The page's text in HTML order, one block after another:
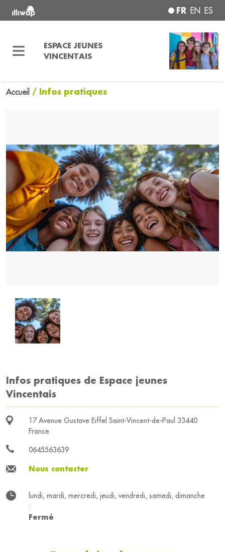
FR EN ES
ESPACE JEUNES
VINCENTAIS
Accueil / Infos pratiques
Infos pratiques de Espace jeunes
Vincentais
17 Avenue Gustave Eiffel Saint-Vincent-de-Paul 33440
France
0645563639
Nous contacter
lundi, mardi, mercredi, jeudi, vendredi, samedi, dimanche
:
Fermé